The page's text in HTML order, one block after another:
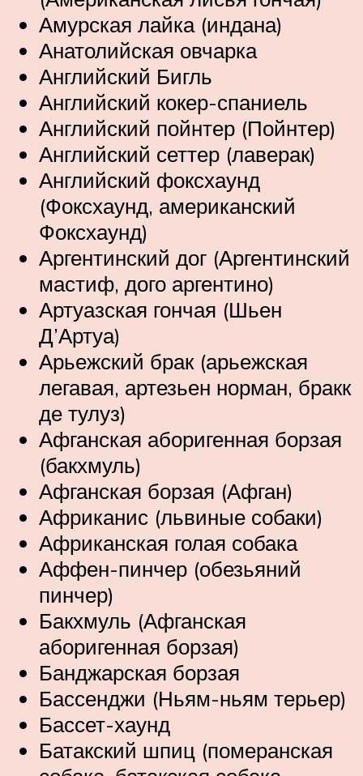
Амурская лайка (индана)
Анатолийская овчарка
Английский Бигль
Английский кокер-спаниель
Английский пойнтер (Пойнтер)
Английский сеттер (лаверак)
Английский фоксхаунд
(Фоксхаунд, американский
Фоксхаунд)
Аргентинский дог (Аргентинский
мастиф, дого аргентино)
Артуазская гончая (Шьен
Д’Артуа)
Арьежский брак (арьежская
легавая, артезьен норман, бракк
де тулуз)
Афганская аборигенная борзая
(бакхмуль)
Афганская борзая (Афган)
Африканис (львиные собаки)
Африканская голая собака
Аффен-пинчер (обезьяний
пинчер)
Бакхмуль (Афганская
аборигенная борзая)
Банджарская борзая
Бассенджи (Ньям-ньям терьер)
Бассет-хаунд
Батакский шпиц (померанская